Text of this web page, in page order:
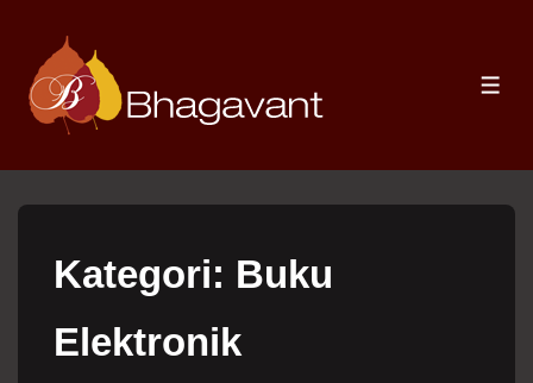
Main
Kategori: Buku
Elektronik